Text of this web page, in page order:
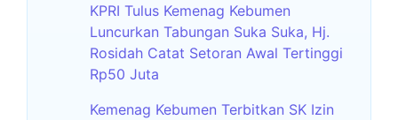
KPRI Tulus Kemenag Kebumen
Luncurkan Tabungan Suka Suka, Hj.
Rosidah Catat Setoran Awal Tertinggi
Rp50 Juta
Kemenag Kebumen Terbitkan SK Izin